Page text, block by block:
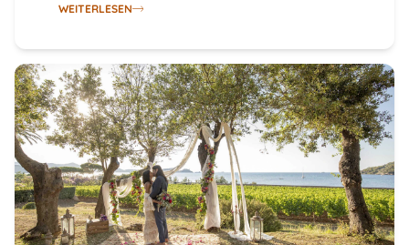
WEITERLESEN